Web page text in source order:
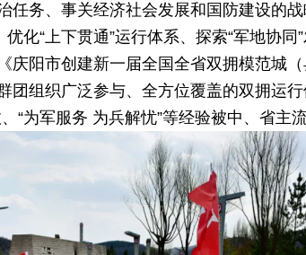
任务、事关经济社会发展和国防建设的
化“上下贯通”运行体系、探索“军地协
庆阳市创建新一届全国全省双拥模范城
组织广泛参与、全方位覆盖的双拥运行
“为军服务 为兵解忧”等经验被中、省主流